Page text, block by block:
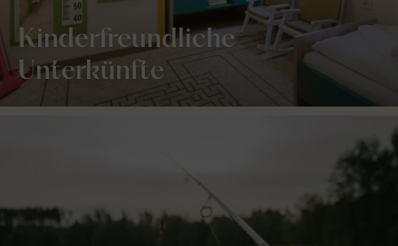
Kinderfreundliche
Unterkünfte